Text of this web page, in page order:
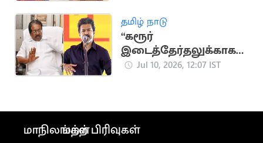
முதலமைச்சர்
தமிழ் நாடு
“கரூர்
இடைத்தேர்தலுக்காக
வே அரசு வேலை”..
ன்
Jul 10, 2026, 12:07 IST
மாநிலங்கள்மற்ற பிரிவுகள்